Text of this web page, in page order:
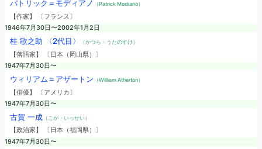
パトリック＝モディアノ （Patrick Modiano）
【作家】 〔フランス〕
1946年7月30日〜2002年1月2日
桂 歌之助 〈2代目〉 （かつら・うたのすけ）
【落語家】 〔日本（岡山県）〕
1947年7月30日〜
ウィリアム＝アザートン （William Atherton）
【俳優】 〔アメリカ〕
1947年7月30日〜
古賀 一成（こが・いっせい）
【政治家】 〔日本（福岡県）〕
1947年7月30日〜